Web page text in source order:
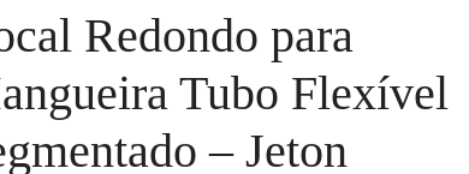
Redondo para
Tubo Flexível
– Jeton